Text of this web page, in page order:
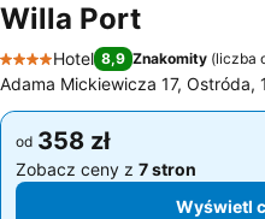
Willa Port
4 Kategoria
Hotel 8,9 Znakomity (liczba
Adama Mickiewicza 17, Ostróda,
od 358 zł
Zobacz ceny z 7 stron
od 358 zł
Zobacz ceny z 7 stron
Wyświetl